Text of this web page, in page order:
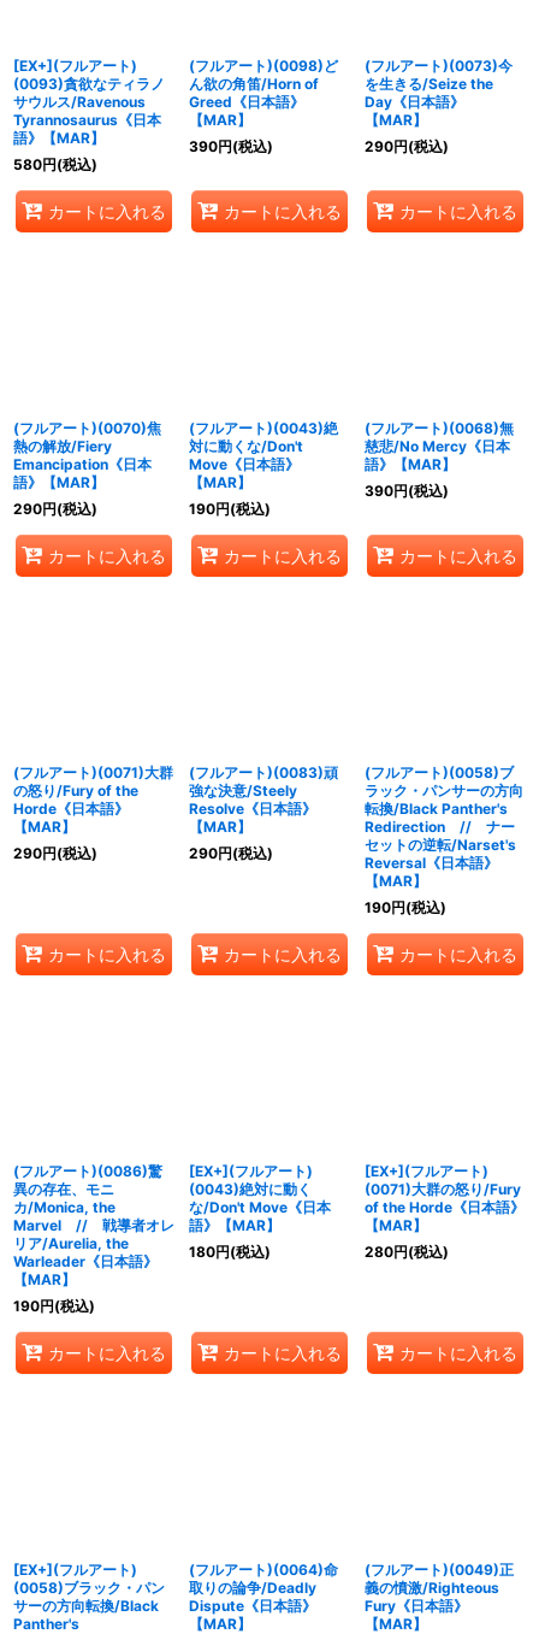
[EX+](フルアート)
(0093)貪欲なティラノ
サウルス/Ravenous
Tyrannosaurus《日本
語》【MAR】
580円(税込)
カートに入れる
(フルアート)(0098)ど
ん欲の角笛/Horn of
Greed《日本語》
【MAR】
390円(税込)
カートに入れる
(フルアート)(0073)今
を生きる/Seize the
Day《日本語》
【MAR】
290円(税込)
カートに入れる
(フルアート)(0070)焦
熱の解放/Fiery
Emancipation《日本
語》【MAR】
290円(税込)
カートに入れる
(フルアート)(0043)絶
対に動くな/Don't
Move《日本語》
【MAR】
190円(税込)
カートに入れる
(フルアート)(0068)無
慈悲/No Mercy《日本
語》【MAR】
390円(税込)
カートに入れる
(フルアート)(0071)大群
の怒り/Fury of the
Horde《日本語》
【MAR】
290円(税込)
カートに入れる
(フルアート)(0083)頑
強な決意/Steely
Resolve《日本語》
【MAR】
290円(税込)
カートに入れる
(フルアート)(0058)ブ
ラック・パンサーの方向
転換/Black Panther's
Redirection // ナー
セットの逆転/Narset's
Reversal《日本語》
【MAR】
190円(税込)
カートに入れる
(フルアート)(0086)驚
異の存在、モニ
カ/Monica, the
Marvel // 戦導者オレ
リア/Aurelia, the
Warleader《日本語》
【MAR】
190円(税込)
カートに入れる
[EX+](フルアート)
(0043)絶対に動く
な/Don't Move《日本
語》【MAR】
180円(税込)
カートに入れる
[EX+](フルアート)
(0071)大群の怒り/Fury
of the Horde《日本語》
【MAR】
280円(税込)
カートに入れる
[EX+](フルアート)
(0058)ブラック・パン
サーの方向転換/Black
Panther's
(フルアート)(0064)命
取りの論争/Deadly
Dispute《日本語》
【MAR】
(フルアート)(0049)正
義の憤激/Righteous
Fury《日本語》
【MAR】